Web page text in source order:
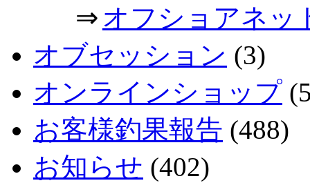
⇒ オフショアネッ
オブセッション (3)
オンラインショップ
お客様釣果報告 (488)
お知らせ (402)